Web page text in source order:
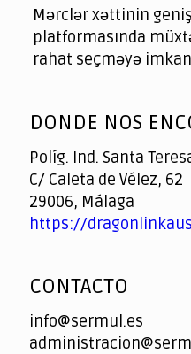
Mərclər xəttinin
platformasında
rahat seçməyə
of
DONDE NOS
Políg. Ind. Santa
C/ Caleta de Vélez, 62
29006, Málaga
https://
CONTACTO
info@sermul.es